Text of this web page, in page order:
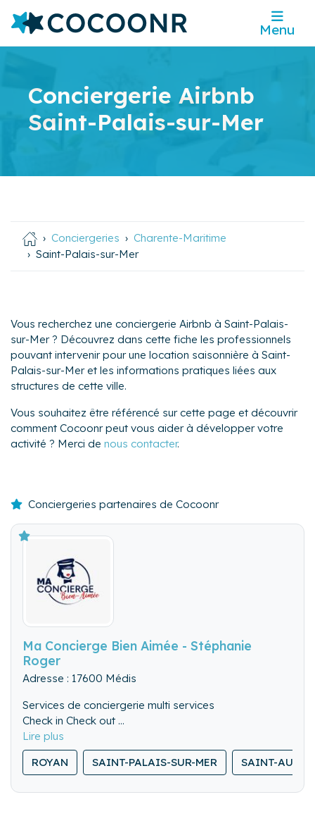
Menu
Conciergerie Airbnb
Saint-Palais-sur-Mer
Conciergeries
Charente-Maritime
Saint-Palais-sur-Mer
Vous recherchez une conciergerie Airbnb à Saint-Palais-
sur-Mer ? Découvrez dans cette fiche les professionnels
pouvant intervenir pour une location saisonnière à Saint-
Palais-sur-Mer et les informations pratiques liées aux
structures de cette ville.
Vous souhaitez être référencé sur cette page et découvrir
comment Cocoonr peut vous aider à développer votre
activité ? Merci de nous contacter.
Conciergeries partenaires de Cocoonr
Ma Concierge Bien Aimée - Stéphanie
Roger
Adresse : 17600 Médis
Services de conciergerie multi services
Check in Check out
Ménage professionnel minutieux
Ménage approfondi(hivernage)
Ménage de rafraîchissement
ROYAN SAINT-PALAIS-SUR-MER SAINT-